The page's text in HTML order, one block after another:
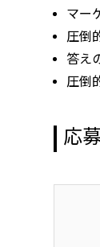
マー
圧倒
答え
圧倒
応